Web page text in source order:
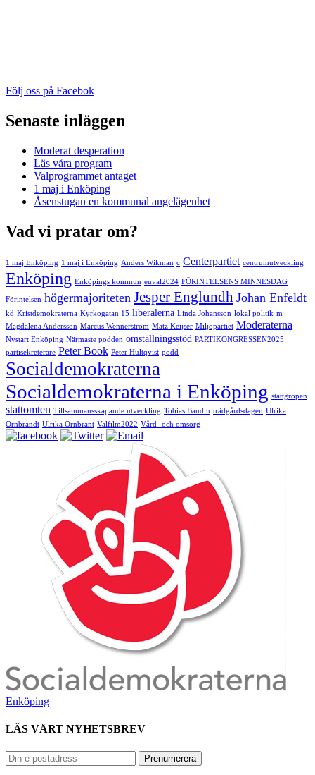
Följ oss på Facebok
Senaste inläggen
Moderat desperation
Läs våra program
Valprogrammet antaget
1 maj i Enköping
Åsenstugan en kommunal angelägenhet
Vad vi pratar om?
1 maj Enköping 1 maj i Enköping Anders Wikman c Centerpartiet centrumutveckling
Enköping Enköpings kommun euval2024 FÖRINTELSENS MINNESDAG
Förintelsen högermajoriteten Jesper Englundh Johan Enfeldt
kd Kristdemokraterna Kyrkogatan 15 liberalerna Linda Johansson lokal politik m
Magdalena Andersson Marcus Wennerström Matz Keijser Miljöpartiet Moderaterna
Nystart Enköping Närmaste podden omställningsstöd PARTIKONGRESSEN2025
partisekreterare Peter Book Peter Hultqvist podd
Socialdemokraterna
Socialdemokraterna i Enköping stattgropen
stattomten Tillsammansskapande utveckling Tobias Baudin trädgårdsdagen Ulrika
Ornbrandt Ulrika Ornbrant Valfilm2022 Vård- och omsorg
Enköping
LÄS VÅRT NYHETSBREV